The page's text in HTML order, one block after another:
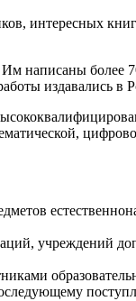
интересных
написаны более
издавались
учреждений